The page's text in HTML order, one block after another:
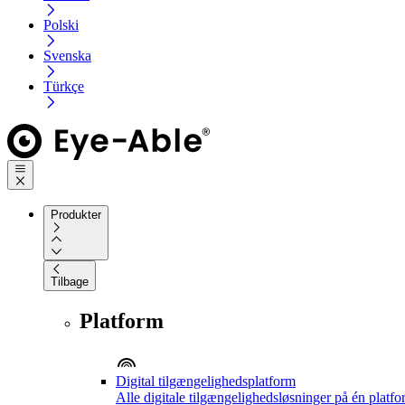
Polski
Svenska
Türkçe
Produkter
Tilbage
Platform
Digital tilgængelighedsplatform
Alle digitale tilgængelighedsløsninger på én